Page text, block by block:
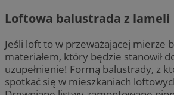
Loftowa balustrada z lameli
Jeśli loft to w przeważającej mierze
materiałem, który będzie stanowił
uzupełnienie! Formą balustrady, z
spotkać się w mieszkaniach